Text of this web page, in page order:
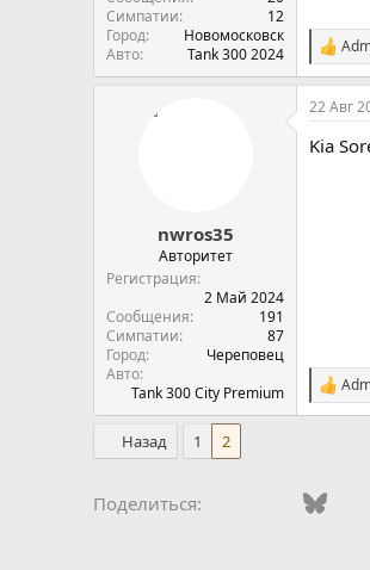
Симпатии
12
Город
Новомосковск
Авто
Tank 300 2024
С
и
м
п
т
nwros35
Авторитет
Регистрация
2 Май 2024
Сообщения
191
Симпатии
87
Город
Череповец
Авто
Tank 300 City Premium
22 Авг
Kia
С
и
и
Назад 1 2
Поделиться: Vkontakte
Facebook